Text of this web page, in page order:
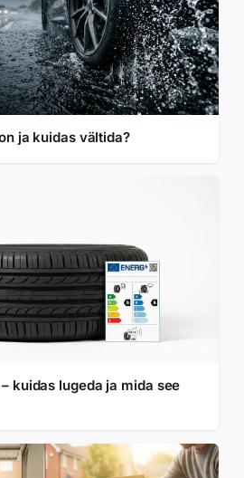
ja kuidas vältida?
kuidas lugeda ja mida see